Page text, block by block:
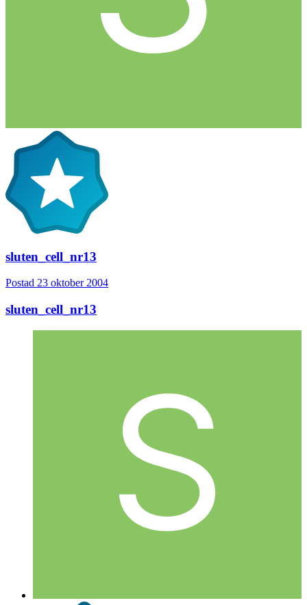
sluten_cell_nr13
Postad 23 oktober 2004
sluten_cell_nr13